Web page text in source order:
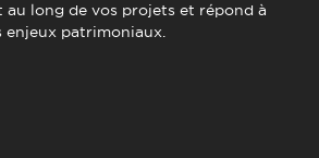
au long de vos projets et répond à
enjeux patrimoniaux.